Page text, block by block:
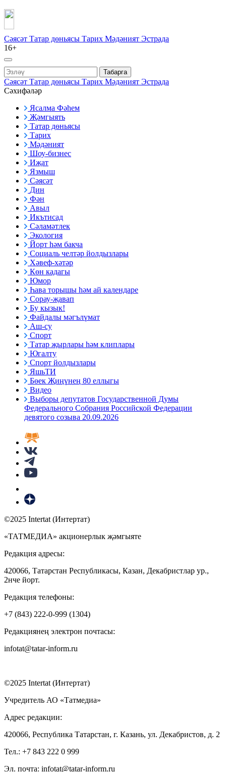
Сәясәт Татар дөньясы Тарих Мәдәният Эстрада
16+
Табарга
Сәясәт Татар дөньясы Тарих Мәдәният Эстрада
Сәхифәләр
Ясалма Фәһем
Җәмгыять
Татар дөньясы
Тарих
Мәдәният
Шоу-бизнес
Иҗат
Язмыш
Сәясәт
Дин
Фән
Авыл
Икътисад
Сәламәтлек
Экология
Йорт һәм бакча
Социаль челтәр йолдызлары
Хәвеф-хәтәр
Көн кадагы
Юмор
Һава торышы һәм ай календаре
Сорау-җавап
Бу кызык!
Файдалы мәгълүмат
Аш-су
Спорт
Татар җырлары һәм клиплары
Югалту
Спорт йолдызлары
ЯшьТИ
Бөек Җиңүнең 80 еллыгы
Видео
Выборы депутатов Государственной Думы
Федерального Собрания Российской Федерации
девятого созыва 20.09.2026
©2025 Intertat (Интертат)
«ТАТМЕДИА» акционерлык җәмгыяте
Редакция адресы:
420066, Татарстан Республикасы, Казан, Декабристлар ур.,
2нче йорт.
Редакция телефоны:
+7 (843) 222-0-999 (1304)
Редакциянең электрон почтасы:
infotat@tatar-inform.ru
©2025 Intertat (Интертат)
Учредитель АО «Татмедиа»
Адрес редакции:
420066, Республика Татарстан, г. Казань, ул. Декабристов, д. 2
Тел.: +7 843 222 0 999
Эл. почта: infotat@tatar-inform.ru